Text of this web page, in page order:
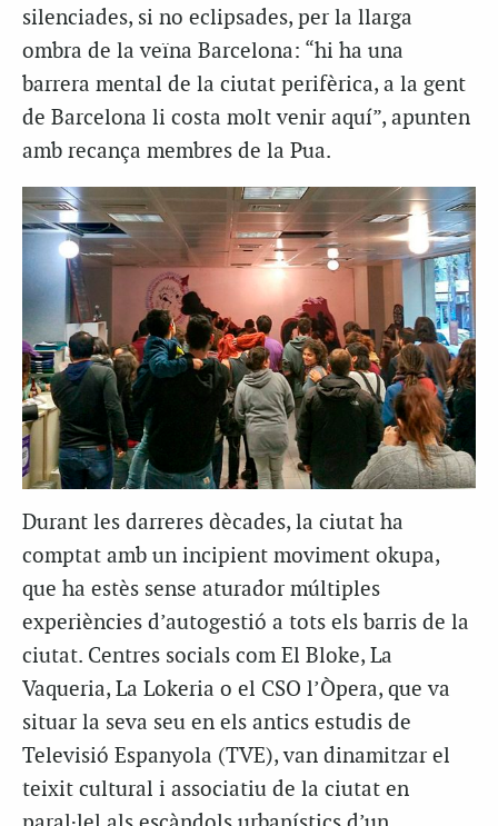
silenciades, si no eclipsades, per la llarga
ombra de la veïna Barcelona: “hi ha una
barrera mental de la ciutat perifèrica, a la gent
de Barcelona li costa molt venir aquí”, apunten
amb recança membres de la Pua.
Durant les darreres dècades, la ciutat ha
comptat amb un incipient moviment okupa,
que ha estès sense aturador múltiples
experiències d’autogestió a tots els barris de la
ciutat. Centres socials com El Bloke, La
Vaqueria, La Lokeria o el CSO l’Òpera, que va
situar la seva seu en els antics estudis de
Televisió Espanyola (TVE), van dinamitzar el
teixit cultural i associatiu de la ciutat en